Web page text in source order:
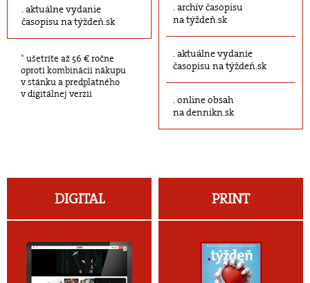
aktuálne vydanie
časopisu na týždeň.sk
* ušetríte až 56 € ročne
oproti kombinácii nákupu
v stánku a predplatného
v digitálnej verzii
archív časopisu
na týždeň.sk
aktuálne vydanie
časopisu na týždeň.sk
online obsah
na dennikn.sk
DIGITAL PRINT